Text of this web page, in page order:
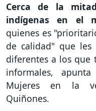
Cerca de la
indígenas en el
quienes es
de calidad" que
diferentes a los que
informales,
Mujeres en la
Quiñones.